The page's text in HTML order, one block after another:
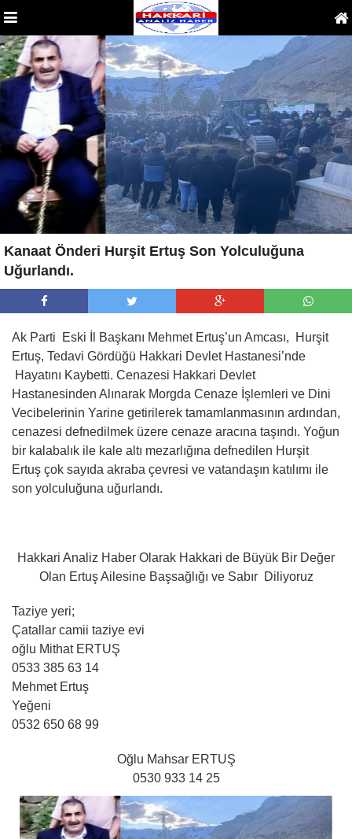
Kanaat Önderi Hurşit Ertuş Son Yolculuğuna
Uğurlandı.
Ak Parti Eski İl Başkanı Mehmet Ertuş’un Amcası, Hurşit
Ertuş, Tedavi Gördüğü Hakkari Devlet Hastanesi’nde
Hayatını Kaybetti. Cenazesi Hakkari Devlet
Hastanesinden Alınarak Morgda Cenaze İşlemleri ve Dini
Vecibelerinin Yarine getirilerek tamamlanmasının ardından,
cenazesi defnedilmek üzere cenaze aracına taşındı. Yoğun
bir kalabalık ile kale altı mezarlığına defnedilen Hurşit
Ertuş çok sayıda akraba çevresi ve vatandaşın katılımı ile
son yolculuğuna uğurlandı.
Hakkari Analiz Haber Olarak Hakkari de Büyük Bir Değer
Olan Ertuş Ailesine Başsağlığı ve Sabır Diliyoruz
Taziye yeri;
Çatallar camii taziye evi
oğlu Mithat ERTUŞ
0533 385 63 14
Mehmet Ertuş
Yeğeni
0532 650 68 99
Oğlu Mahsar ERTUŞ
0530 933 14 25